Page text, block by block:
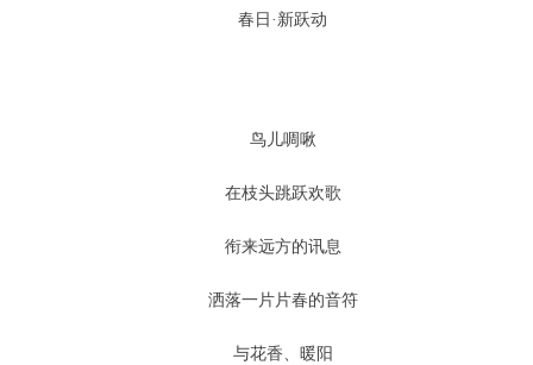
春日·新跃动
鸟儿啁啾
在枝头跳跃欢歌
衔来远方的讯息
洒落一片片春的音符
与花香、暖阳